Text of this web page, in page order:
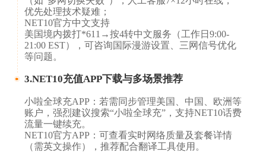
优先处理技术疑难；
​​​​NET10官方中文支持​​​​
美国境内拨打*611→按4转中文服务（工作日9:00-
21:00 EST），可咨询国际漫游设置、三网信号优化
等问题。
3.NET10充值APP下载与多场景推荐​
小啦全球充APP​​​​：若需同步管理美国、中国、欧洲等
账户，强烈建议搜索“小啦全球充”，支持NET10话费
流量一键续充。
​​​NET10官方APP​​​​：可查看实时网络质量及套餐详情
（需英文操作），推荐配合翻译工具使用。